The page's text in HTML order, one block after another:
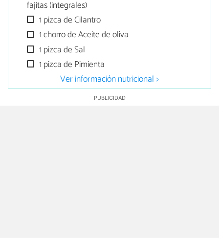
fajitas (integrales)
1 pizca de Cilantro
1 chorro de Aceite de oliva
1 pizca de Sal
1 pizca de Pimienta
Ver información nutricional >